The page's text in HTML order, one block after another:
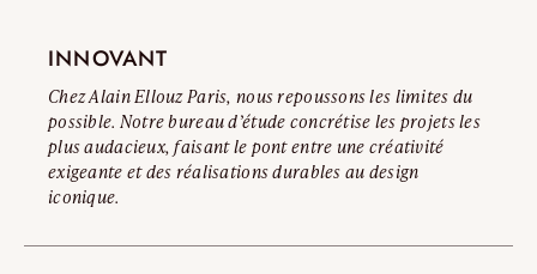
INNOVANT
Chez Alain Ellouz Paris, nous repoussons les limites du
possible. Notre bureau d’étude concrétise les projets les
plus audacieux, faisant le pont entre une créativité
exigeante et des réalisations durables au design
iconique.